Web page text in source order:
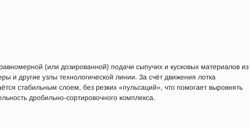
(или дозированной) подачи сыпучих и кусковых материалов из
и другие узлы технологической линии. За счёт движения лотка
стабильным слоем, без резких «пульсаций», что помогает выровнять
дробильно-сортировочного комплекса.